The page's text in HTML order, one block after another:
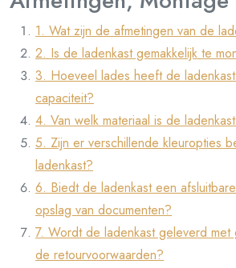
1. Wat zijn de afmetingen van de
2. Is de ladenkast gemakkelijk te
3. Hoeveel lades heeft de
capaciteit?
4. Van welk materiaal is de
5. Zijn er verschillende kleuropties
ladenkast?
6. Biedt de ladenkast een
opslag van documenten?
7. Wordt de ladenkast geleverd met
de retourvoorwaarden?